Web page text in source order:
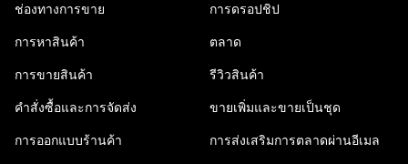
ช่องทางการขาย
การหาสินค้า
การขายสินค้า
คำสั่งซื้อและการจัดส่ง
การออกแบบร้านค้า
การดรอปชิป
ตลาด
รีวิวสินค้า
ขายเพิ่มและขายเป็นชุด
การส่งเสริมการตลาดผ่านอีเมล